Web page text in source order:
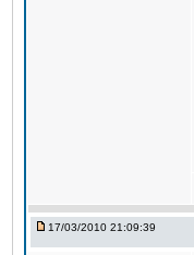
17/03/2010 21:09:39